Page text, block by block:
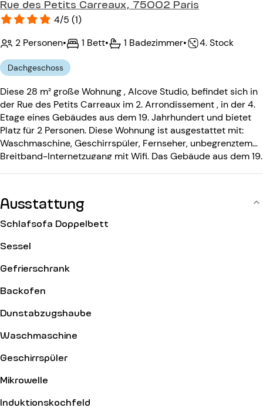
Rue des Petits Carreaux, 75002 Paris
4/5 (1)
2 Personen• 1 Bett• 1 Badezimmer• 4. Stock
Dachgeschoss
Diese 28 m² große Wohnung , Alcove Studio, befindet sich in
der Rue des Petits Carreaux im 2. Arrondissement , in der 4.
Etage eines Gebäudes aus dem 19. Jahrhundert und bietet
Platz für 2 Personen. Diese Wohnung ist ausgestattet mit:
Waschmaschine, Geschirrspüler, Fernseher, unbegrenztem
Breitband-Internetzugang mit Wifi. Das Gebäude aus dem 19.
Ausstattung
Schlafsofa Doppelbett
Sessel
Gefrierschrank
Backofen
Dunstabzugshaube
Waschmaschine
Geschirrspüler
Mikrowelle
Induktionskochfeld